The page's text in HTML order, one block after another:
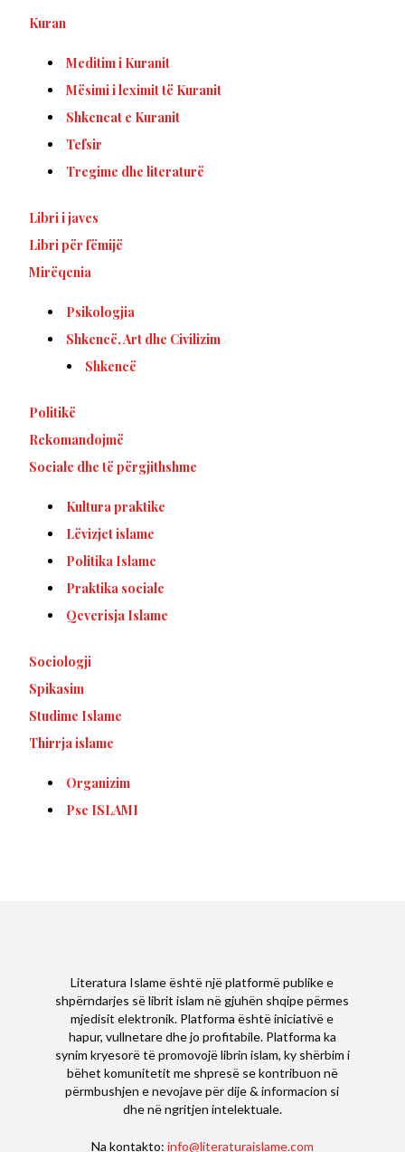
Kuran
Meditim i Kuranit
Mësimi i leximit të Kuranit
Shkencat e Kuranit
Tefsir
Tregime dhe literaturë
Libri i javes
Libri për fëmijë
Mirëqenia
Psikologjia
Shkencë, Art dhe Civilizim
Shkencë
Politikë
Rekomandojmë
Sociale dhe të përgjithshme
Kultura praktike
Lëvizjet islame
Politika Islame
Praktika sociale
Qeverisja Islame
Sociologji
Spikasim
Studime Islame
Thirrja islame
Organizim
Pse ISLAMI
Literatura Islame është një platformë publike e
shpërndarjes së librit islam në gjuhën shqipe përmes
mjedisit elektronik. Platforma është iniciativë e
hapur, vullnetare dhe jo profitabile. Platforma ka
synim kryesorë të promovojë librin islam, ky shërbim i
bëhet komunitetit me shpresë se kontribuon në
përmbushjen e nevojave për dije & informacion si
dhe në ngritjen intelektuale.
Na kontakto: info@literaturaislame.com